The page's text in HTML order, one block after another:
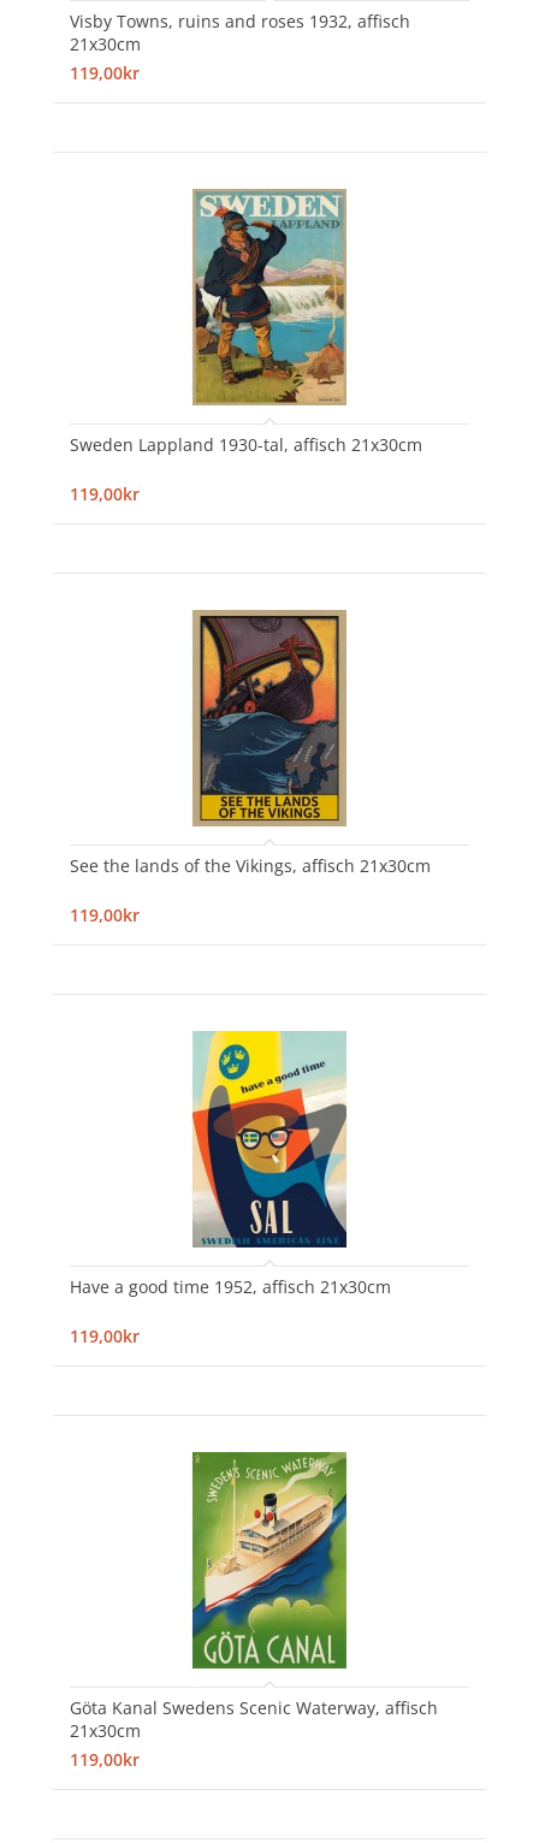
Visby Towns, ruins and roses 1932, affisch
21x30cm
119,00kr
Sweden Lappland 1930-tal, affisch 21x30cm
119,00kr
See the lands of the Vikings, affisch 21x30cm
119,00kr
Have a good time 1952, affisch 21x30cm
119,00kr
Göta Kanal Swedens Scenic Waterway, affisch
21x30cm
119,00kr